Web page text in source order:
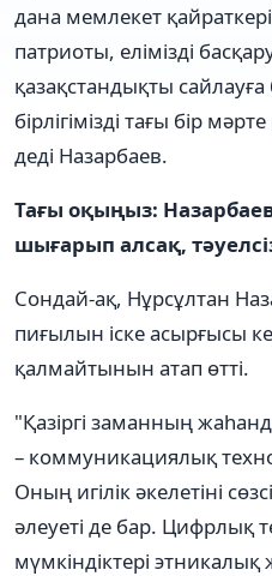
дана мемлекет
патриоты, елімізді
қазақстандықты
бірлігімізді тағы бір
деді Назарбаев.
Тағы оқыңыз:
шығарып алсақ,
Сондай-ақ, Нұрсұлтан
пиғылын іске асырғысы
қалмайтынын атап өтті.
"Қазіргі заманның
– коммуникациялық
Оның игілік әкелетіні
әлеуеті де бар. Цифрлық
мүмкіндіктері